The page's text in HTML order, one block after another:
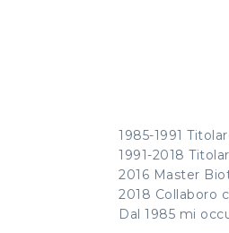
1985-1991
1991-2018
2016 Master
2018 Collaboro
Dal 1985 mi